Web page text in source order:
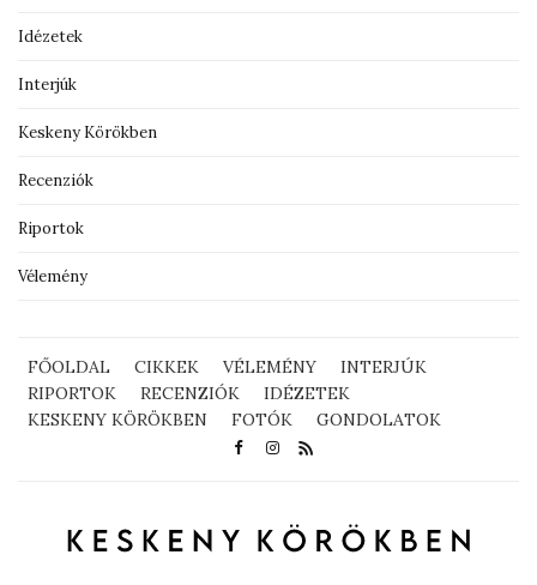
Idézetek
Interjúk
Keskeny Körökben
Recenziók
Riportok
Vélemény
FŐOLDAL CIKKEK VÉLEMÉNY
INTERJÚK
RIPORTOK
RECENZIÓK
IDÉZETEK
KESKENY KÖRÖKBEN
FOTÓK GONDOLATOK